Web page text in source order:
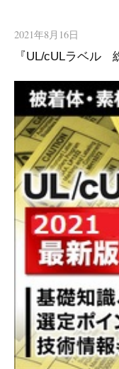
2021年8月16日
『UL/cULラベル